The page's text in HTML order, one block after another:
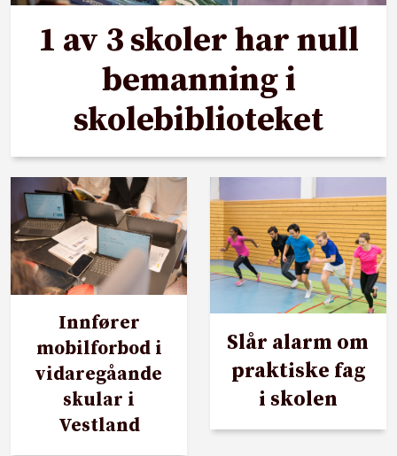
1 av 3 skoler har null
bemanning i
skolebiblioteket
Innfører
mobilforbod i
vidaregåande
skular i
Vestland
Slår alarm om
praktiske fag
i skolen